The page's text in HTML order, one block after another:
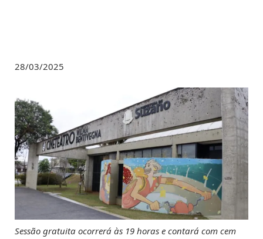
28/03/2025
Sessão gratuita ocorrerá às 19 horas e contará com cem